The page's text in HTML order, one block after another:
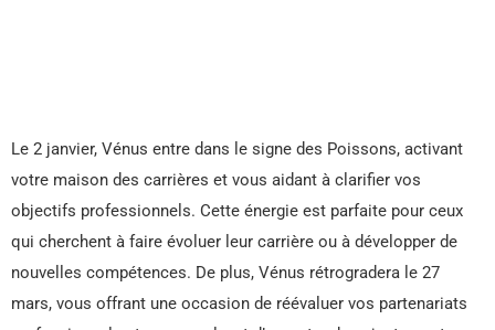
Le 2 janvier, Vénus entre dans le signe des Poissons, activant
votre maison des carrières et vous aidant à clarifier vos
objectifs professionnels. Cette énergie est parfaite pour ceux
qui cherchent à faire évoluer leur carrière ou à développer de
nouvelles compétences. De plus, Vénus rétrogradera le 27
mars, vous offrant une occasion de réévaluer vos partenariats